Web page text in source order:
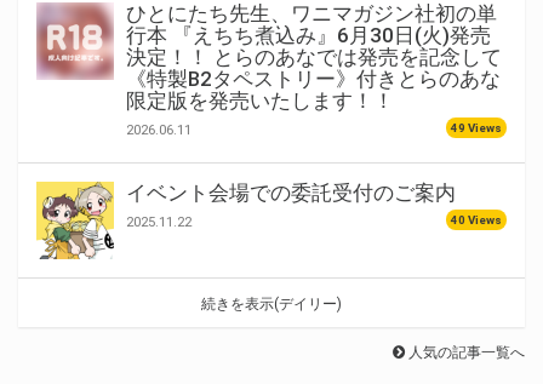
ひとにたち先生、ワニマガジン社初の単
行本 『えちち煮込み』6月30日(火)発売
決定！！ とらのあなでは発売を記念して
《特製B2タペストリー》付きとらのあな
限定版を発売いたします！！
2026.06.11 49 Views
イベント会場での委託受付のご案内
2025.11.22 40 Views
続きを表示(デイリー)
人気の記事一覧へ